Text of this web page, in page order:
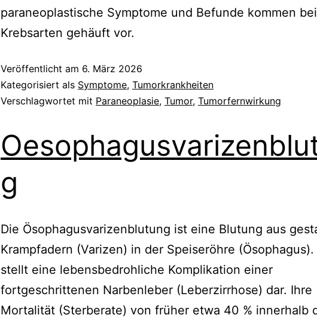
paraneoplastische Symptome und Befunde kommen
Krebsarten gehäuft vor.
Veröffentlicht am 6. März 2026
Kategorisiert als Symptome, Tumorkrankheiten
Verschlagwortet mit Paraneoplasie, Tumor, Tumorfernwirkung
g
Die Ösophagusvarizenblutung ist eine Blutung aus
Krampfadern (Varizen) in der Speiseröhre (Ösophagus).
stellt eine lebensbedrohliche Komplikation einer
fortgeschrittenen Narbenleber (Leberzirrhose) dar. Ihre
Mortalität (Sterberate) von früher etwa 40 % innerhalb